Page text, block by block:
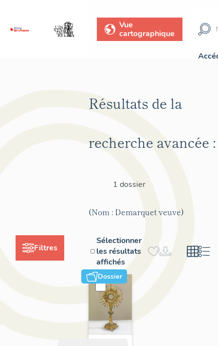
Vue
cartographique
Filtres
Résultats de la
recherche avancée :
1 dossier
(Nom : Demarquet veuve)
Sélectionner
les résultats
affichés
Dossier